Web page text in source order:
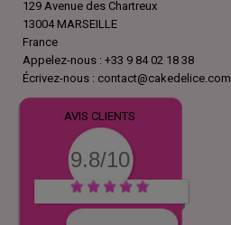
129 Avenue des Chartreux
13004 MARSEILLE
France
Appelez-nous : +33 9 84 02 18 38
Écrivez-nous : contact@cakedelice.com
AVIS CLIENTS
9.8/10